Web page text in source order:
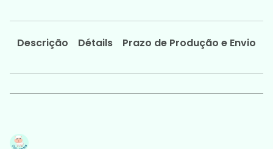
Descrição Détails Prazo de Produção e Envio